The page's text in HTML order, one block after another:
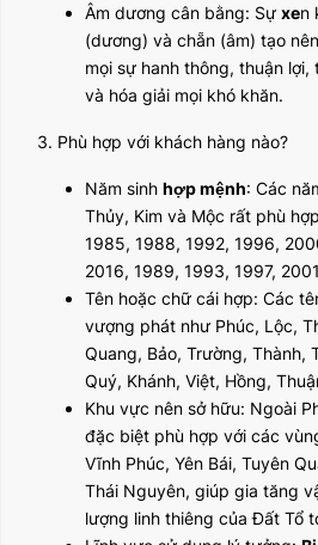
Âm dương cân bằng: Sự xen
(dương) và chẵn (âm) tạo
mọi sự hanh thông, thuận
và hóa giải mọi khó khăn.
3. Phù hợp với khách hàng nào?
Năm sinh hợp mệnh: Các
Thủy, Kim và Mộc rất phù
1985, 1988, 1992, 1996,
2016, 1989, 1993, 1997,
Tên hoặc chữ cái hợp: Các
vượng phát như Phúc, Lộc,
Quang, Bảo, Trường, Thành,
Quý, Khánh, Việt, Hồng,
Khu vực nên sở hữu: Ngoài
đặc biệt phù hợp với các
Vĩnh Phúc, Yên Bái, Tuyên
Thái Nguyên, giúp gia tăng
lượng linh thiêng của Đất Tổ